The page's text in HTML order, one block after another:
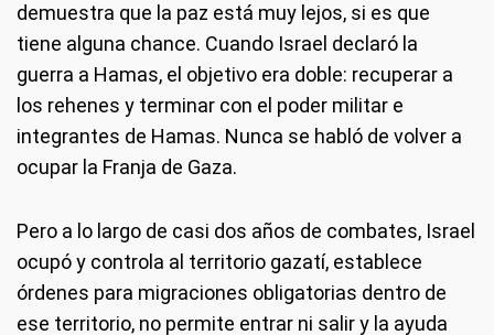
demuestra que la paz está muy lejos, si es que
tiene alguna chance. Cuando Israel declaró la
guerra a Hamas, el objetivo era doble: recuperar a
los rehenes y terminar con el poder militar e
integrantes de Hamas. Nunca se habló de volver a
ocupar la Franja de Gaza.
Pero a lo largo de casi dos años de combates, Israel
ocupó y controla al territorio gazatí, establece
órdenes para migraciones obligatorias dentro de
ese territorio, no permite entrar ni salir y la ayuda